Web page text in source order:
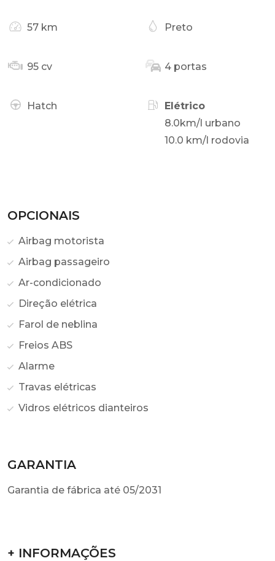
57 km Preto
95 cv 4 portas
Hatch
Elétrico
8.0km/l urbano
10.0 km/l rodovia
OPCIONAIS
Airbag motorista
Airbag passageiro
Ar-condicionado
Direção elétrica
Farol de neblina
Freios ABS
Alarme
Travas elétricas
Vidros elétricos dianteiros
GARANTIA
Garantia de fábrica até 05/2031
+ INFORMAÇÕES